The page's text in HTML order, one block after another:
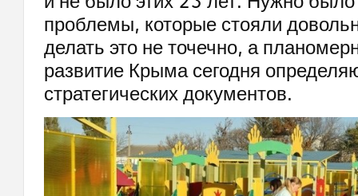
проблемы, которые стояли
делать это не точечно, а
развитие Крыма сегодня
стратегических документов.